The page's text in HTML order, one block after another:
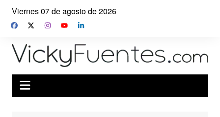
Saltar
contenido
Viernes 07 de agosto de 2026